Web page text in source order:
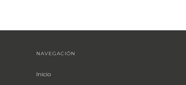
NAVEGACIÓN
Inicio